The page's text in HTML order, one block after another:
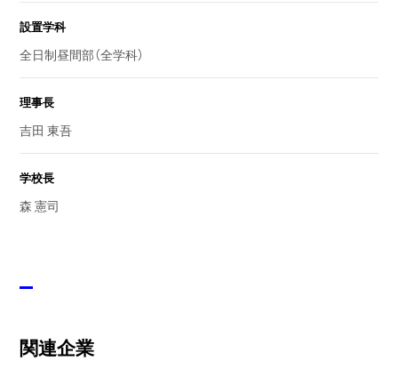
設置学科
全日制昼間部（全学科）
理事長
吉田 東吾
学校長
森 憲司
関連企業